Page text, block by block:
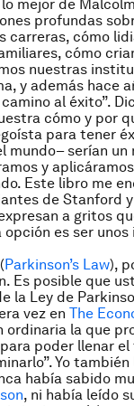
mejor de
profundas
carreras, cómo
cómo
nuestras
y además hace
al éxito”.
cómo y por
para tener
mundo– serían un
y
Este libro me
de Stanford
a gritos
es ser
(Parkinson’s Law),
Es posible que
la Ley de
vez en The
ordinaria la que
poder llenar
Yo también
había sabido
, ni había leído